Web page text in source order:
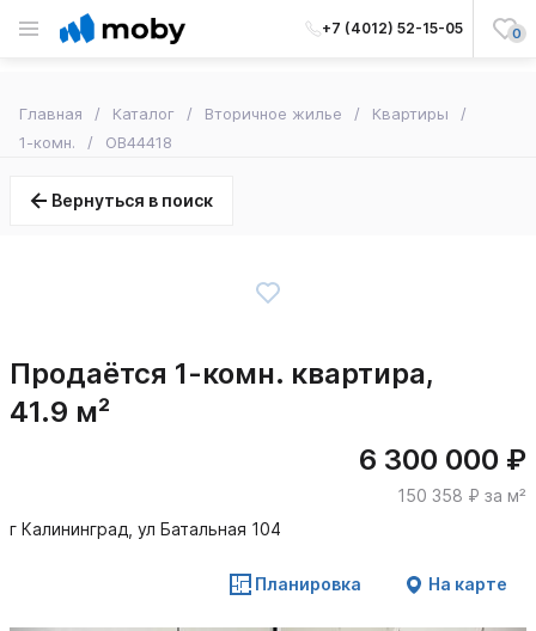
+7 (4012) 52-15-05 0
Главная Каталог Вторичное жилье
Квартиры
1-комн.
OB44418
Вернуться в поиск
Продаётся 1-комн. квартира,
41.9 м²
6 300 000 ₽
150 358 ₽ за м²
г Калининград, ул Батальная 104
Планировка На карте